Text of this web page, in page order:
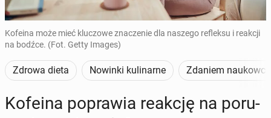
Kofeina może mieć kluczowe znaczenie dla naszego refleksu i reakcji
na bodźce. (Fot. Getty Images)
Zdrowa dieta Nowinki kulinarne Zdaniem
Kofeina po­pra­wia reakcję na po­ru­